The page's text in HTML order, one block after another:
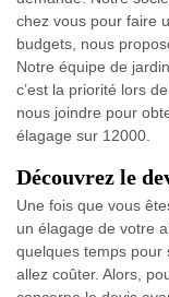
chez vous pour faire
budgets, nous
Notre équipe de
c’est la priorité lors
nous joindre pour
élagage sur 12000.
Découvrez le
Une fois que vous
un élagage de votre
quelques temps pour
allez coûter. Alors,